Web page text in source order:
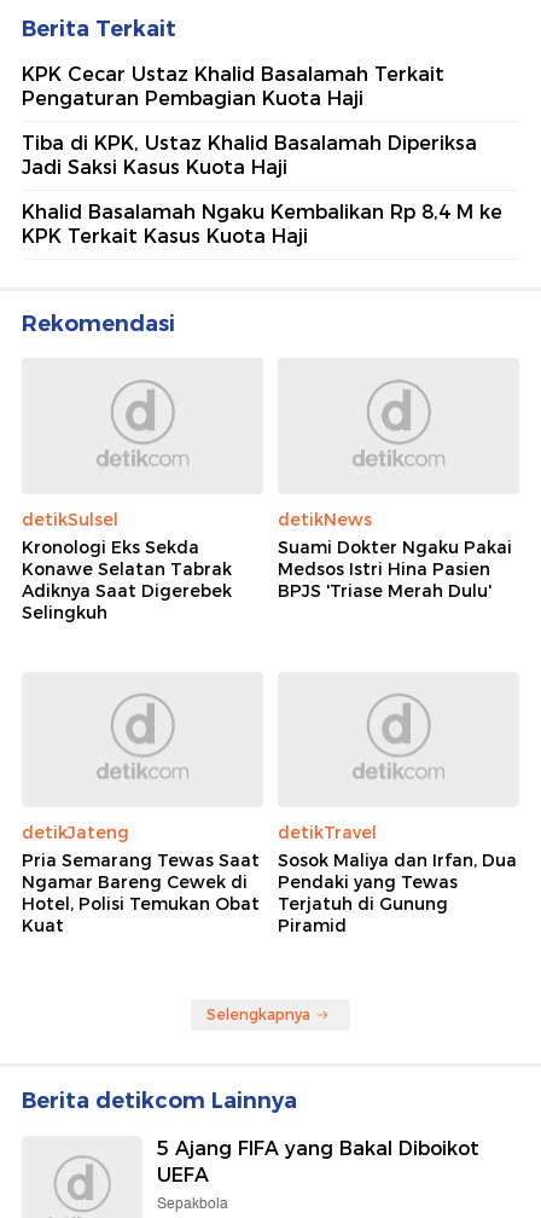
Berita Terkait
KPK Cecar Ustaz Khalid Basalamah Terkait
Pengaturan Pembagian Kuota Haji
Tiba di KPK, Ustaz Khalid Basalamah Diperiksa
Jadi Saksi Kasus Kuota Haji
Khalid Basalamah Ngaku Kembalikan Rp 8,4 M ke
KPK Terkait Kasus Kuota Haji
Rekomendasi
detikSulsel
Kronologi Eks Sekda
Konawe Selatan Tabrak
Adiknya Saat Digerebek
Selingkuh
detikNews
Suami Dokter Ngaku Pakai
Medsos Istri Hina Pasien
BPJS 'Triase Merah Dulu'
detikJateng
Pria Semarang Tewas Saat
Ngamar Bareng Cewek di
Hotel, Polisi Temukan Obat
Kuat
detikTravel
Sosok Maliya dan Irfan, Dua
Pendaki yang Tewas
Terjatuh di Gunung
Piramid
Selengkapnya
Berita detikcom Lainnya
5 Ajang FIFA yang Bakal Diboikot
UEFA
Sepakbola